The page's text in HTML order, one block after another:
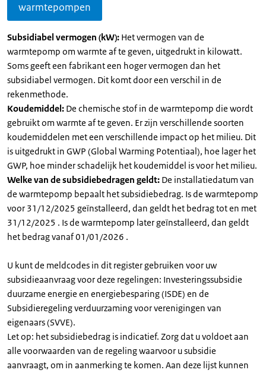
warmtepompen
Subsidiabel vermogen (kW): Het vermogen van de
warmtepomp om warmte af te geven, uitgedrukt in kilowatt.
Soms geeft een fabrikant een hoger vermogen dan het
subsidiabel vermogen. Dit komt door een verschil in de
rekenmethode.
Koudemiddel: De chemische stof in de warmtepomp die wordt
gebruikt om warmte af te geven. Er zijn verschillende soorten
koudemiddelen met een verschillende impact op het milieu. Dit
is uitgedrukt in GWP (Global Warming Potentiaal), hoe lager het
GWP, hoe minder schadelijk het koudemiddel is voor het milieu.
Welke van de subsidiebedragen geldt: De installatiedatum van
de warmtepomp bepaalt het subsidiebedrag. Is de warmtepomp
voor 31/12/2025 geïnstalleerd, dan geldt het bedrag tot en met
31/12/2025 . Is de warmtepomp later geïnstalleerd, dan geldt
het bedrag vanaf 01/01/2026 .
U kunt de meldcodes in dit register gebruiken voor uw
subsidieaanvraag voor deze regelingen: Investeringssubsidie
duurzame energie en energiebesparing (ISDE) en de
Subsidieregeling verduurzaming voor verenigingen van
eigenaars (SVVE).
Let op: het subsidiebedrag is indicatief. Zorg dat u voldoet aan
alle voorwaarden van de regeling waarvoor u subsidie
aanvraagt, om in aanmerking te komen. Aan deze lijst kunnen